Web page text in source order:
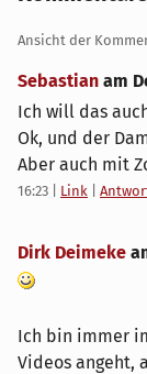
Ansicht der
Sebastian am
Ich will das
Ok, und der
Aber auch mit
16:23 Link
Dirk Deimeke
Ich bin immer
Videos angeht,